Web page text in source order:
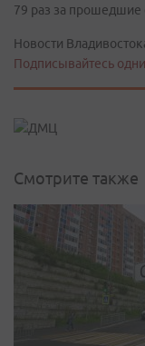
79 раз за прошедшие
Новости
Подписывайтесь
Смотрите также